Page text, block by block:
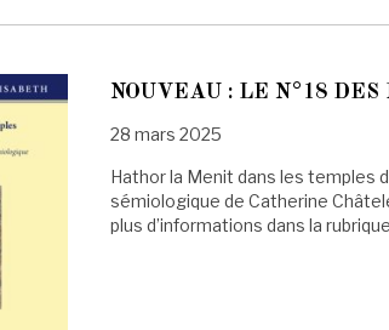
NOUVEAU : LE N°18
28 mars 2025
Hathor la Menit dans les temples
sémiologique de Catherine
plus d’informations dans la